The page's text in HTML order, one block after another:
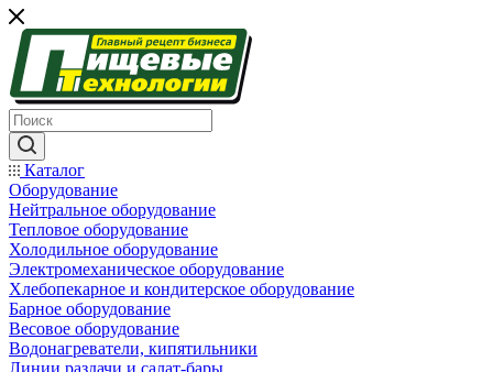
Каталог
Оборудование
Нейтральное оборудование
Тепловое оборудование
Холодильное оборудование
Электромеханическое оборудование
Хлебопекарное и кондитерское оборудование
Барное оборудование
Весовое оборудование
Водонагреватели, кипятильники
Линии раздачи и салат-бары